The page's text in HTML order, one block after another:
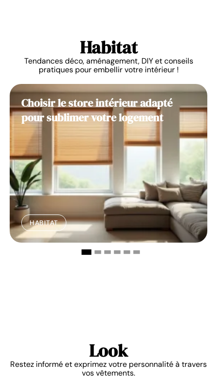
Habitat
Tendances déco, aménagement, DIY et conseils
pratiques pour embellir votre intérieur !
Choisir le store intérieur adapté
pour sublimer votre logement
HABITAT
Look
Restez informé et exprimez votre personnalité à travers
vos vêtements.